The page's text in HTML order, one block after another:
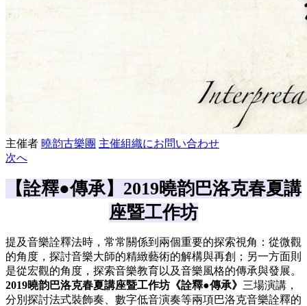
主催者 曉韵古樂團 主催組織にお問い合わせ
次へ
【詮釋●傳承】2019曉韵巴洛克春夏講
座暨工作坊
提及音樂詮釋法時，常常關係到兩個重要的探索視角：從微觀
的角度，探討音樂大師的精緻藝術的解構與再創；另一方面則
是從宏觀的角度，探索音樂教育以及音樂風格的傳承與發展。
2019曉韵巴洛克春夏講座暨工作坊《詮釋●傳承》 三場演講，
分別探討法式裝飾奏、數字低音演奏等兩項巴洛克音樂詮釋的